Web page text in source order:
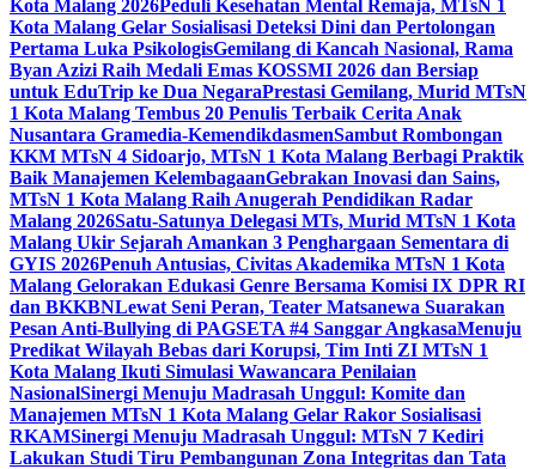
Kota Malang 2026Peduli Kesehatan Mental Remaja, MTsN 1
Kota Malang Gelar Sosialisasi Deteksi Dini dan Pertolongan
Pertama Luka PsikologisGemilang di Kancah Nasional, Rama
Byan Azizi Raih Medali Emas KOSSMI 2026 dan Bersiap
untuk EduTrip ke Dua NegaraPrestasi Gemilang, Murid MTsN
1 Kota Malang Tembus 20 Penulis Terbaik Cerita Anak
Nusantara Gramedia-KemendikdasmenSambut Rombongan
KKM MTsN 4 Sidoarjo, MTsN 1 Kota Malang Berbagi Praktik
Baik Manajemen KelembagaanGebrakan Inovasi dan Sains,
MTsN 1 Kota Malang Raih Anugerah Pendidikan Radar
Malang 2026Satu-Satunya Delegasi MTs, Murid MTsN 1 Kota
Malang Ukir Sejarah Amankan 3 Penghargaan Sementara di
GYIS 2026Penuh Antusias, Civitas Akademika MTsN 1 Kota
Malang Gelorakan Edukasi Genre Bersama Komisi IX DPR RI
dan BKKBNLewat Seni Peran, Teater Matsanewa Suarakan
Pesan Anti-Bullying di PAGSETA #4 Sanggar AngkasaMenuju
Predikat Wilayah Bebas dari Korupsi, Tim Inti ZI MTsN 1
Kota Malang Ikuti Simulasi Wawancara Penilaian
NasionalSinergi Menuju Madrasah Unggul: Komite dan
Manajemen MTsN 1 Kota Malang Gelar Rakor Sosialisasi
RKAMSinergi Menuju Madrasah Unggul: MTsN 7 Kediri
Lakukan Studi Tiru Pembangunan Zona Integritas dan Tata